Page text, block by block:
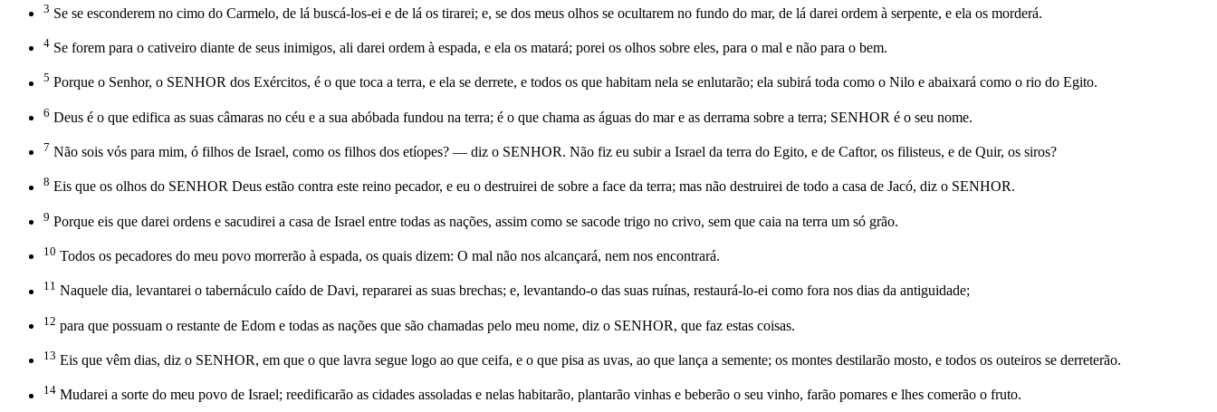
3 Se se esconderem no cimo do Carmelo, de lá buscá-los-ei e de lá os tirarei; e, se dos meus olhos se ocultarem no fundo do mar, de lá darei ordem à serpente, e ela os morderá.
4 Se forem para o cativeiro diante de seus inimigos, ali darei ordem à espada, e ela os matará; porei os olhos sobre eles, para o mal e não para o bem.
5 Porque o Senhor, o SENHOR dos Exércitos, é o que toca a terra, e ela se derrete, e todos os que habitam nela se enlutarão; ela subirá toda como o Nilo e abaixará como o rio do Egito.
6 Deus é o que edifica as suas câmaras no céu e a sua abóbada fundou na terra; é o que chama as águas do mar e as derrama sobre a terra; SENHOR é o seu nome.
7 Não sois vós para mim, ó filhos de Israel, como os filhos dos etíopes? — diz o SENHOR. Não fiz eu subir a Israel da terra do Egito, e de Caftor, os filisteus, e de Quir, os siros?
8 Eis que os olhos do SENHOR Deus estão contra este reino pecador, e eu o destruirei de sobre a face da terra; mas não destruirei de todo a casa de Jacó, diz o SENHOR.
9 Porque eis que darei ordens e sacudirei a casa de Israel entre todas as nações, assim como se sacode trigo no crivo, sem que caia na terra um só grão.
10 Todos os pecadores do meu povo morrerão à espada, os quais dizem: O mal não nos alcançará, nem nos encontrará.
11 Naquele dia, levantarei o tabernáculo caído de Davi, repararei as suas brechas; e, levantando-o das suas ruínas, restaurá-lo-ei como fora nos dias da antiguidade;
12 para que possuam o restante de Edom e todas as nações que são chamadas pelo meu nome, diz o SENHOR, que faz estas coisas.
13 Eis que vêm dias, diz o SENHOR, em que o que lavra segue logo ao que ceifa, e o que pisa as uvas, ao que lança a semente; os montes destilarão mosto, e todos os outeiros se derreterão.
14 Mudarei a sorte do meu povo de Israel; reedificarão as cidades assoladas e nelas habitarão, plantarão vinhas e beberão o seu vinho, farão pomares e lhes comerão o fruto.